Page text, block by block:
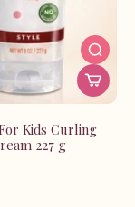
Kids Curling
227 g